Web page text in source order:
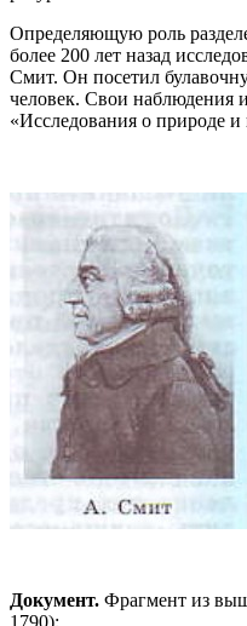
Определяющую роль
более 200 лет назад
Смит. Он посетил
человек. Свои наблюдения
«Исследования о природе и
Документ. Фрагмент из
1790):